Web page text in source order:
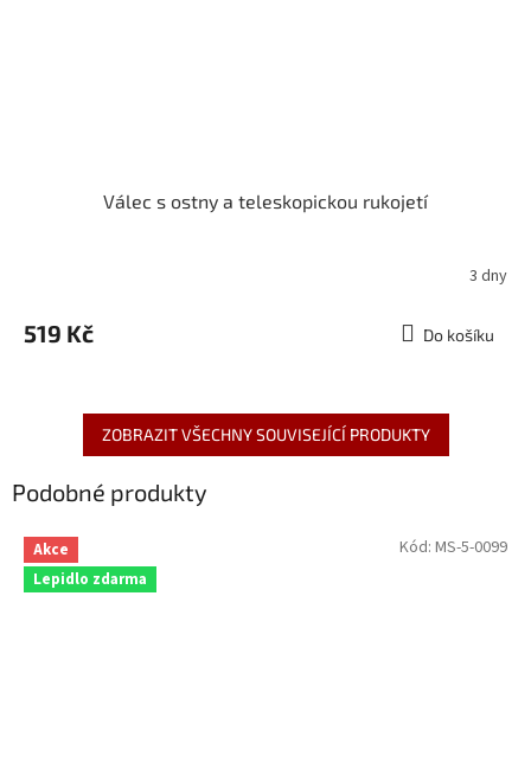
Válec s ostny a teleskopickou rukojetí
3 dny
519 Kč Do košíku
ZOBRAZIT VŠECHNY SOUVISEJÍCÍ PRODUKTY
Podobné produkty
Akce
Lepidlo zdarma
Kód: MS-5-0099